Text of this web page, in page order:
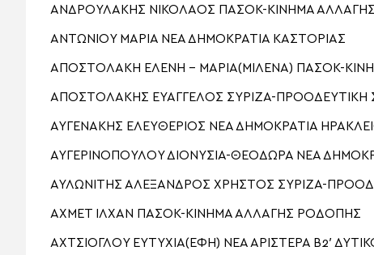
ΑΝΔΡΟΥΛΑΚΗΣ ΝΙΚΟΛΑΟΣ ΠΑΣΟΚ-ΚΙΝΗΜΑ
ΑΝΤΩΝΙΟΥ ΜΑΡΙΑ ΝΕΑ ΔΗΜΟΚΡΑΤΙΑ ΚΑΣΤΟΡΙΑΣ
ΑΠΟΣΤΟΛΑΚΗ ΕΛΕΝΗ – ΜΑΡΙΑ(ΜΙΛΕΝΑ) ΠΑΣΟΚ-
ΑΠΟΣΤΟΛΑΚΗΣ ΕΥΑΓΓΕΛΟΣ ΣΥΡΙΖΑ-ΠΡΟΟΔΕΥΤΙΚΗ
ΑΥΓΕΝΑΚΗΣ ΕΛΕΥΘΕΡΙΟΣ ΝΕΑ ΔΗΜΟΚΡΑΤΙΑ
ΑΥΓΕΡΙΝΟΠΟΥΛΟΥ ΔΙΟΝΥΣΙΑ-ΘΕΟΔΩΡΑ ΝΕΑ
ΑΥΛΩΝΙΤΗΣ ΑΛΕΞΑΝΔΡΟΣ ΧΡΗΣΤΟΣ ΣΥΡΙΖΑ-
ΑΧΜΕΤ ΙΛΧΑΝ ΠΑΣΟΚ-ΚΙΝΗΜΑ ΑΛΛΑΓΗΣ ΡΟΔΟΠΗΣ
ΑΧΤΣΙΟΓΛΟΥ ΕΥΤΥΧΙΑ(ΕΦΗ) ΝΕΑ ΑΡΙΣΤΕΡΑ Β2′